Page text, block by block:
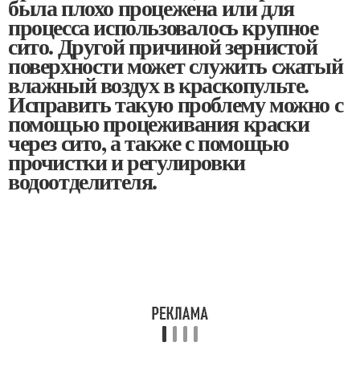
была плохо процежена или для
процесса использовалось крупное
сито. Другой причиной зернистой
поверхности может служить сжатый
влажный воздух в краскопульте.
Исправить такую проблему можно с
помощью процеживания краски
через сито, а также с помощью
прочистки и регулировки
водоотделителя.